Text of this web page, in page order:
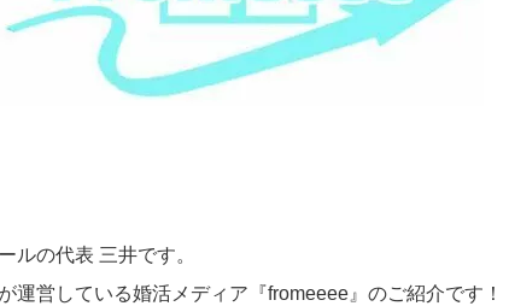
ルの代表 三井です。
運営している婚活メディア『fromeeee』のご紹介です！